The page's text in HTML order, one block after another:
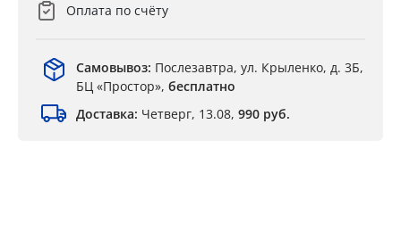
Оплата по счёту
Самовывоз: Послезавтра, ул. Крыленко, д. 3Б,
БЦ «Простор», бесплатно
Доставка: Четверг, 13.08, 990 руб.